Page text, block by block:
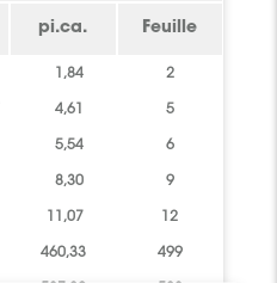
pi.ca. Feuille
1,84 2
4,61 5
5,54 6
8,30 9
11,07 12
460,33 499